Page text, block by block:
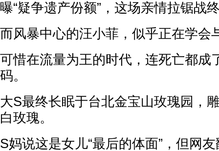
曝“疑争遗产份额”，这场亲情拉锯战
而风暴中心的汪小菲，似乎正在学会
可惜在流量为王的时代，连死亡都成
码。
大S最终长眠于台北金宝山玫瑰园，
白玫瑰。
S妈说这是女儿“最后的体面”，但网